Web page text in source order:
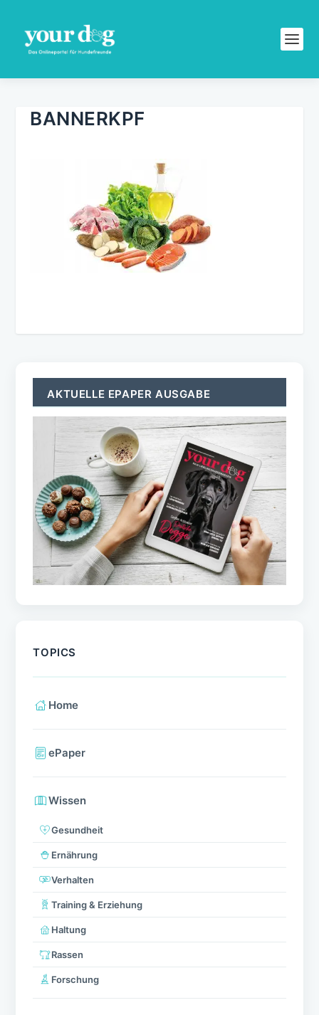
BANNERKPF
AKTUELLE EPAPER AUSGABE
TOPICS
Home
ePaper
Wissen
Gesundheit
Ernährung
Verhalten
Training & Erziehung
Haltung
Rassen
Forschung